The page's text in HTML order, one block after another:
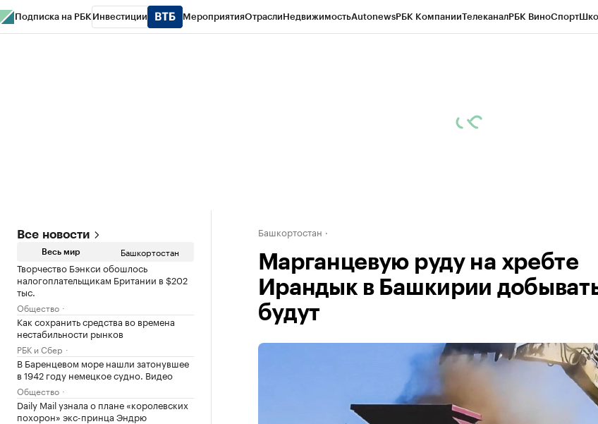
Подписка на РБК Инвестиции МероприятияОтраслиНедвижимостьAutonewsРБК КомпанииТелеканалРБК ВиноСпорт
Все новости
Весь мир Башкортостан
Творчество Бэнкси обошлось
налогоплательщикам Британии в $202
тыс.
Общество
Как сохранить средства во времена
нестабильности рынков
РБК и Сбер
В Баренцевом море нашли затонувшее
в 1942 году немецкое судно. Видео
Общество
Daily Mail узнала о плане «королевских
похорон» экс-принца Эндрю
Башкортостан
Марганцевую руду на хребте
Ирандык в Башкирии
будут